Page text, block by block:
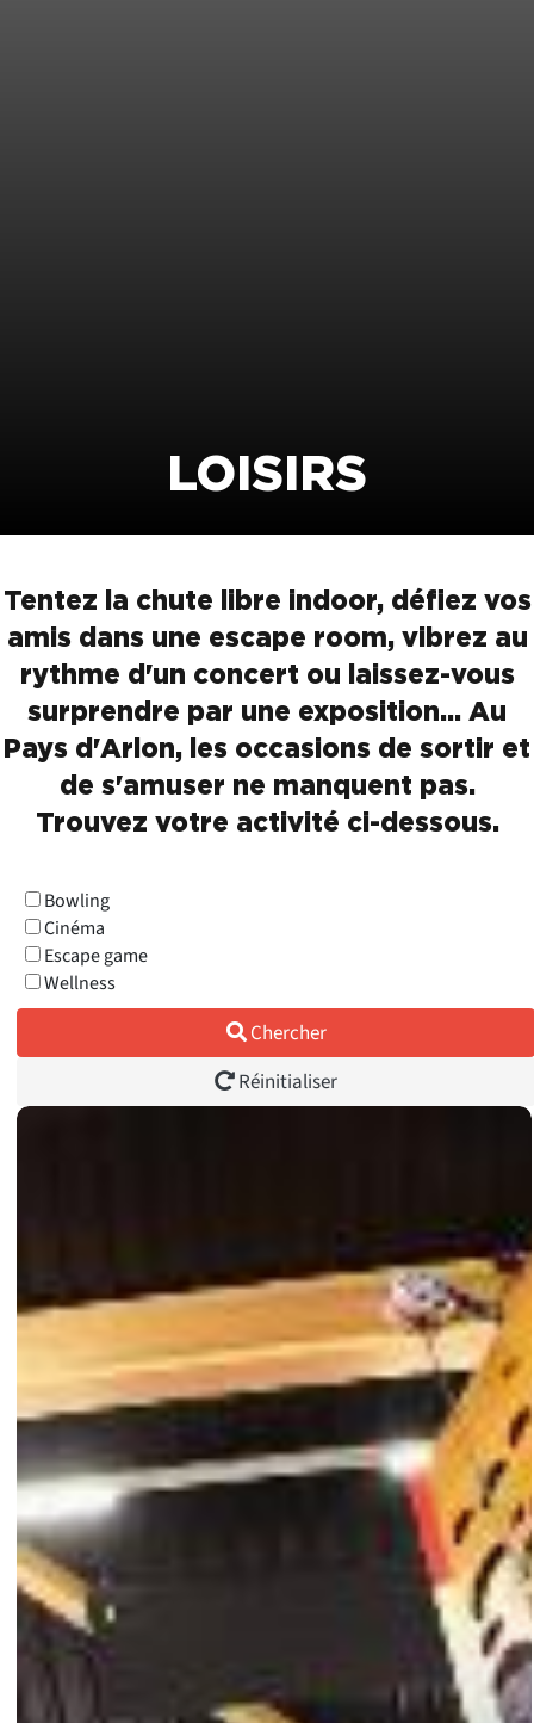
LOISIRS
Tentez la chute libre indoor, défiez vos
amis dans une escape room, vibrez au
rythme d'un concert ou laissez-vous
surprendre par une exposition… Au
Pays d'Arlon, les occasions de sortir et
de s'amuser ne manquent pas.
Trouvez votre activité ci-dessous.
Bowling
Cinéma
Escape game
Wellness
Chercher
Réinitialiser